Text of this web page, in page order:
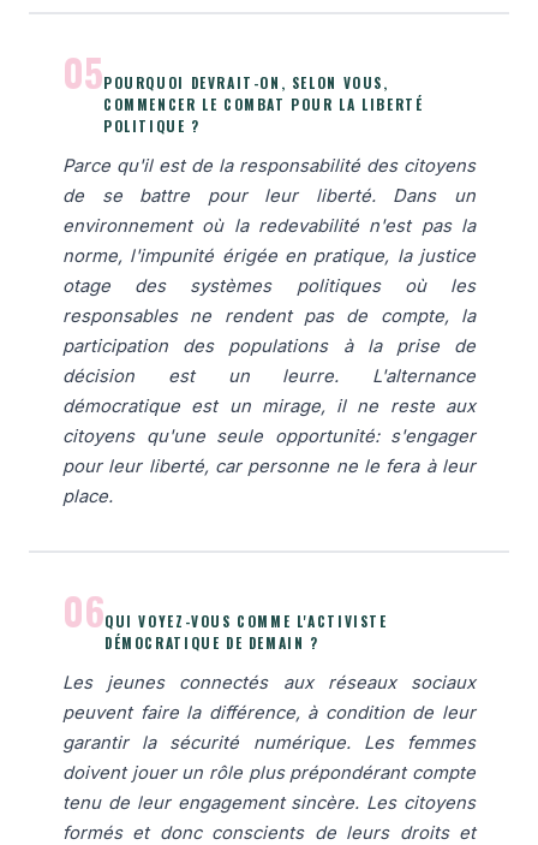
05POURQUOI DEVRAIT-ON, SELON VOUS,
COMMENCER LE COMBAT POUR LA LIBERTÉ
POLITIQUE ?
Parce qu'il est de la responsabilité des citoyens
de se battre pour leur liberté. Dans un
environnement où la redevabilité n'est pas la
norme, l'impunité érigée en pratique, la justice
otage des systèmes politiques où les
responsables ne rendent pas de compte, la
participation des populations à la prise de
décision est un leurre. L'alternance
démocratique est un mirage, il ne reste aux
citoyens qu'une seule opportunité: s'engager
pour leur liberté, car personne ne le fera à leur
place.
06QUI VOYEZ-VOUS COMME L'ACTIVISTE
DÉMOCRATIQUE DE DEMAIN ?
Les jeunes connectés aux réseaux sociaux
peuvent faire la différence, à condition de leur
garantir la sécurité numérique. Les femmes
doivent jouer un rôle plus prépondérant compte
tenu de leur engagement sincère. Les citoyens
formés et donc conscients de leurs droits et